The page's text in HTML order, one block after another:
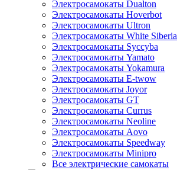
Электросамокаты Dualton
Электросамокаты Hoverbot
Электросамокаты Ultron
Электросамокаты White Siberia
Электросамокаты Syccyba
Электросамокаты Yamato
Электросамокаты Yokamura
Электросамокаты E-twow
Электросамокаты Joyor
Электросамокаты GT
Электросамокаты Currus
Электросамокаты Neoline
Электросамокаты Aovo
Электросамокаты Speedway
Электросамокаты Minipro
Все электрические самокаты